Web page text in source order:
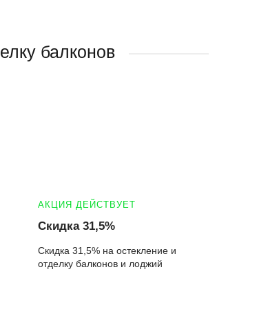
балконов
АКЦИЯ ДЕЙСТВУЕТ
Скидка 31,5%
Скидка 31,5% на остекление и
отделку балконов и лоджий